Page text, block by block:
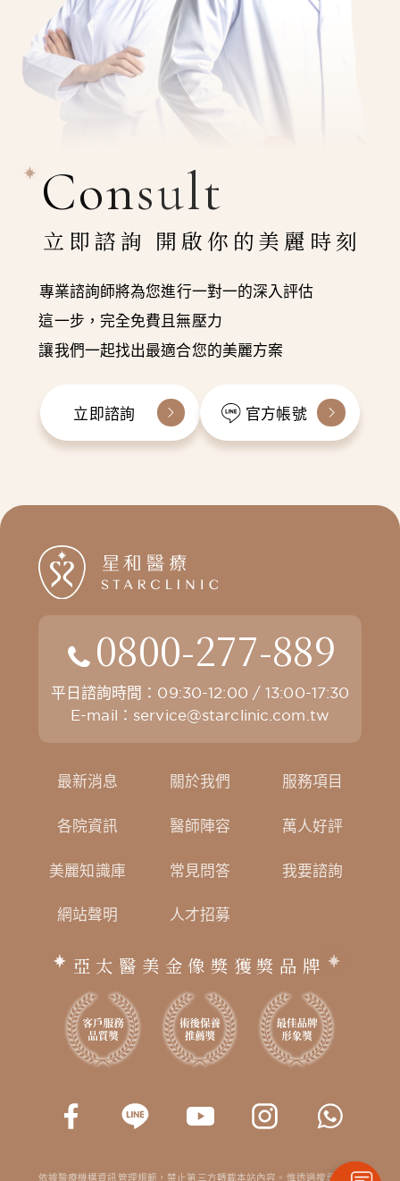
Consult
立即諮詢 開啟你的美麗時刻
專業諮詢師將為您進行一對一的深入評估
這一步，完全免費且無壓力
讓我們一起找出最適合您的美麗方案
立即諮詢 官方帳號
0800-277-889
平日諮詢時間：09:30-12:00 / 13:00-17:30
E-mail： service@starclinic.com.tw
最新消息 關於我們 服務項目
各院資訊 醫師陣容 萬人好評
美麗知識庫 常見問答 我要諮詢
網站聲明 人才招募
亞太醫美金像獎獲獎品牌
依據醫療機構資訊管理規範，禁止第三方轉載本站內容。惟透過搜尋